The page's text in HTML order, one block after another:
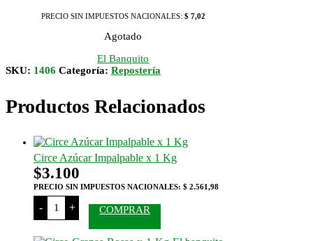
PRECIO SIN IMPUESTOS NACIONALES: $ 7,02
Agotado
El Banquito
SKU: 1406 Categoría: Repostería
Productos Relacionados
Circe Azúcar Impalpable x 1 Kg
$3.100
PRECIO SIN IMPUESTOS NACIONALES: $ 2.561,98
-
Circe
Azúcar
Impalpable
+ COMPRAR